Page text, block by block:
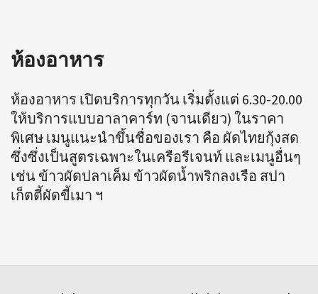
ห้องอาหาร
ห้องอาหาร เปิดบริการทุกวัน เริ่มตั้งแต่ 6.30-20.00
ให้บริการแบบอาลาคาร์ท (จานเดียว) ในราคา
พิเศษ เมนูแนะนำขึ้นชื่อของเรา คือ ผัดไทยกุ้งสด
ซึ่งซึ่งเป็นสูตรเฉพาะในเครือรีเจนท์ และเมนูอื่นๆ
เช่น ข้าวผัดปลาเค็ม ข้าวผัดน้ำพริกลงเรือ สปา
เก็ตตี้ผัดขี้เมา ฯ